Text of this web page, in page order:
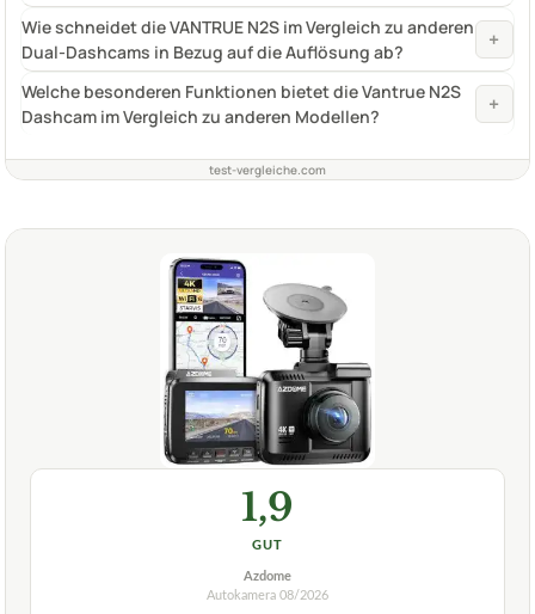
Wie schneidet die VANTRUE N2S im Vergleich zu anderen
Dual-Dashcams in Bezug auf die Auflösung ab?
+
Welche besonderen Funktionen bietet die Vantrue N2S
Dashcam im Vergleich zu anderen Modellen?
+
test-vergleiche.com
1,9
GUT
Azdome
Autokamera 08/2026